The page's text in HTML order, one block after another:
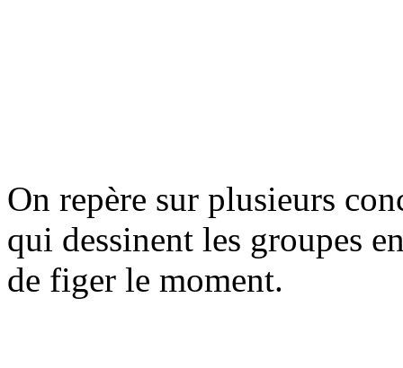
On repère sur plusieurs
qui dessinent les groupes
de figer le moment.